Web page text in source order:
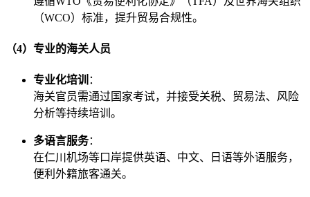
（WCO）标准，提升贸易合规性。
（4）专业的海关人员
专业化培训 ：
海关官员需通过国家考试，并接受关税、贸易法、风险
分析等持续培训。
多语言服务：
在仁川机场等口岸提供英语、中文、日语等外语服务，
便利外籍旅客通关。